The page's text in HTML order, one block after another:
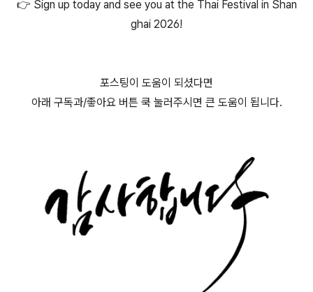
👉 Sign up today and see you at the Thai Festival in Shan
ghai 2026!
포스팅이 도움이 되셨다면
아래 구독과/좋아요 버튼 쿡 눌러주시면 큰 도움이 됩니다.